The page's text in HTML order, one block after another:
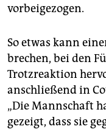
vorbeigezogen.
So etwas kann
brechen, bei den
Trotzreaktion
anschließend in
„Die Mannschaft
gezeigt, dass sie